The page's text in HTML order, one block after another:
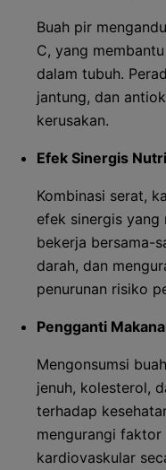
Buah pir
C, yang
dalam tubuh.
jantung, dan
kerusakan.
Efek Sinergis
Kombinasi serat,
efek sinergis yang
bekerja bersama-
darah, dan
penurunan risiko
Pengganti
Mengonsumsi
jenuh, kolesterol,
terhadap
mengurangi
kardiovaskular